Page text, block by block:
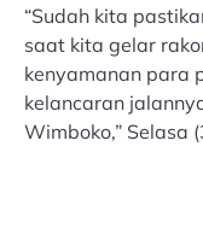
“Sudah kita
saat kita gelar
kenyamanan para
kelancaran
Wimboko,” Selasa